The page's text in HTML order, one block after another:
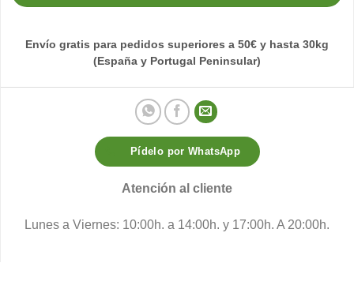
Envío gratis para pedidos superiores a 50€ y hasta 30kg
(España y Portugal Peninsular)
Pídelo por WhatsApp
Atención al cliente
Lunes a Viernes: 10:00h. a 14:00h. y 17:00h. A 20:00h.